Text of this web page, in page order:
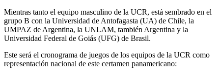
Mientras tanto el equipo masculino de la UCR, está sembrado en el
grupo B con la Universidad de Antofagasta (UA) de Chile, la
UMPAZ de Argentina, la UNLAM, también Argentina y la
Universidad Federal de Goiás (UFG) de Brasil.
Este será el cronograma de juegos de los equipos de la UCR como
representación nacional de este certamen panamericano: